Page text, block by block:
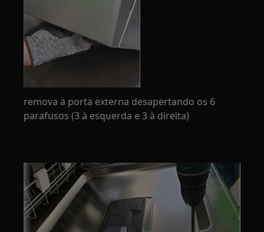
remova a porta externa desapertando os 6
parafusos (3 à esquerda e 3 à direita)